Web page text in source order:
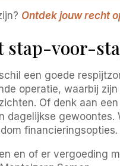
Ontdek jouw recht
stap-voor-
een goede
operatie, waarbij
Of denk aan
financieringsopties.
en of er vergoeding